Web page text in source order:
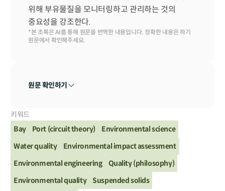
위해 부유물질을 모니터링하고 관리하는 것의
중요성을 강조한다.
*본 초록은 AI를 통해 원문을 번역한 내용입니다. 정확한 내용은 하기
원문에서 확인해주세요.
원문 확인하기
키워드
Bay
Port (circuit theory)
Environmental science
Water quality
Environmental impact assessment
Environmental engineering
Quality (philosophy)
Environmental quality
Suspended solids